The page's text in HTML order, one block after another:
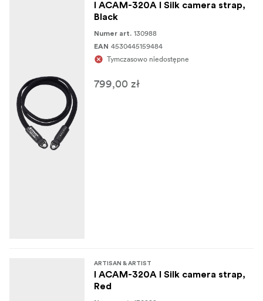
I ACAM-320A I Silk camera strap,
Black
Numer art. 130988
EAN 4530445159484
Tymczasowo niedostępne
799,00 zł
ARTISAN & ARTIST
I ACAM-320A I Silk camera strap,
Red